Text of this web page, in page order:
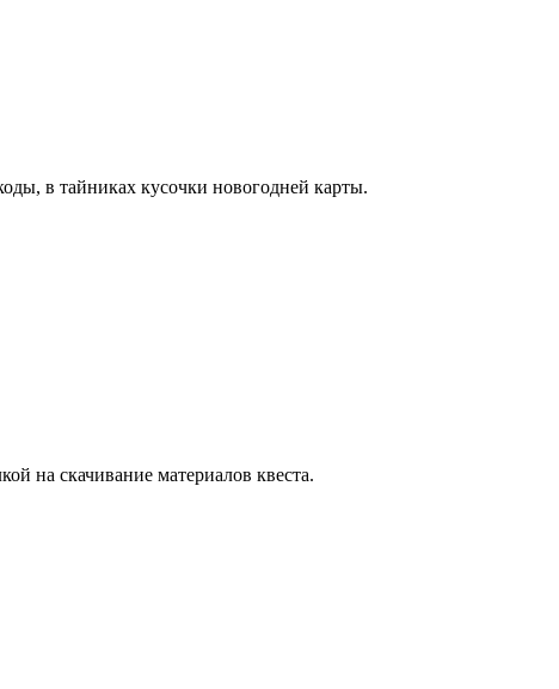
в тайниках кусочки новогодней карты.
на скачивание материалов квеста.